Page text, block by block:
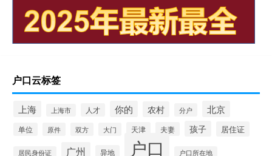
户口云标签
上海 上海市 人才 你的 农村 分户 北京
单位 原件 双方 大门 天津 夫妻 孩子 居住证
居民身份证 广州 异地 户口 户口所在地